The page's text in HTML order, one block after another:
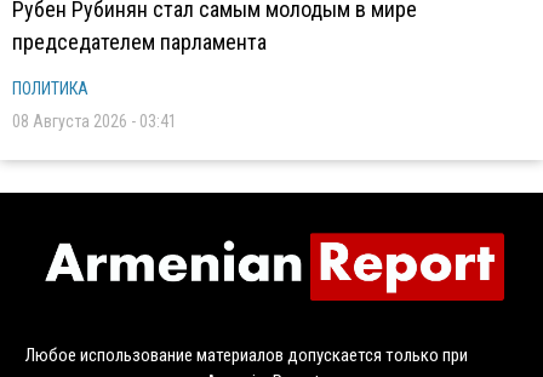
Рубен Рубинян стал самым молодым в мире
председателем парламента
ПОЛИТИКА
08 Августа 2026 - 03:41
Любое использование материалов допускается только при